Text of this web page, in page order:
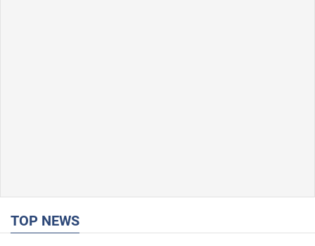
TOP NEWS